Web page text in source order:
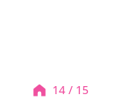
14 / 15